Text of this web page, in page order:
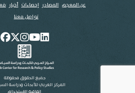
عن المعجم المصادر إحصاءات أخبار
تواصل معنا
جميع الحقوق محفوظة
المركز العربي للأبحاث ودراسة